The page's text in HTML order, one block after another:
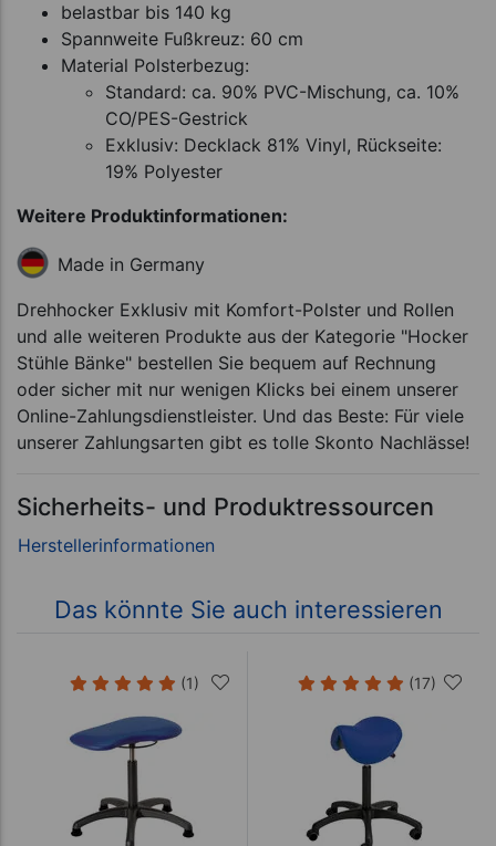
belastbar bis 140 kg
Spannweite Fußkreuz: 60 cm
Material Polsterbezug:
Standard: ca. 90% PVC-Mischung, ca. 10%
CO/PES-Gestrick
Exklusiv: Decklack 81% Vinyl, Rückseite:
19% Polyester
Weitere Produktinformationen:
Made in Germany
Drehhocker Exklusiv mit Komfort-Polster und Rollen
und alle weiteren Produkte aus der Kategorie "Hocker
Stühle Bänke" bestellen Sie bequem auf Rechnung
oder sicher mit nur wenigen Klicks bei einem unserer
Online-Zahlungsdienstleister. Und das Beste: Für viele
unserer Zahlungsarten gibt es tolle Skonto Nachlässe!
Sicherheits- und Produktressourcen
Das könnte Sie auch interessieren
(1) (17)